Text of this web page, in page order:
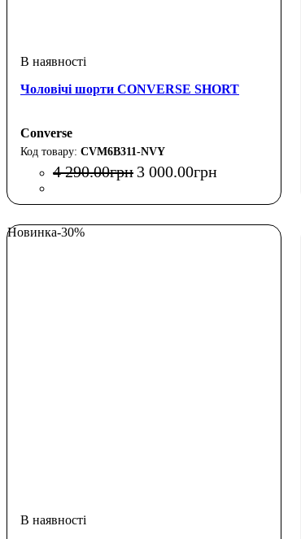
Чоловічі шорти CONVERSE SHORT
Converse
CVM6B311-NVY
4 290.00грн 3 000.00грн
Новинка-30%